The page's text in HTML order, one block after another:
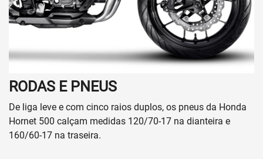
RODAS E PNEUS
De liga leve e com cinco raios duplos, os pneus da Honda
Hornet 500 calçam medidas 120/70-17 na dianteira e
160/60-17 na traseira.